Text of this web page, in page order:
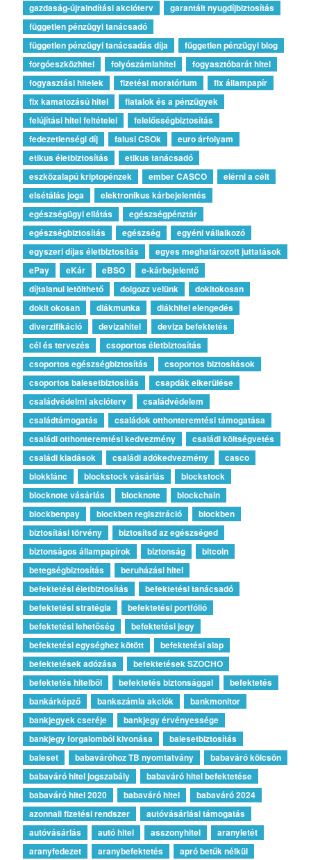
gazdaság-újraindítási akcióterv
garantált nyugdíjbiztosítás
független pénzügyi tanácsadó
független pénzügyi tanácsadás díja
független pénzügyi blog
forgóeszközhitel
folyószámlahitel
fogyasztóbarát hitel
fogyasztási hitelek
fizetési moratórium
fix állampapír
fix kamatozású hitel
fiatalok és a pénzügyek
felújítási hitel feltételei
felelősségbiztosítás
fedezetlenségi díj
falusi CSOk
euro árfolyam
etikus életbiztosítás
etikus tanácsadó
eszközalapú kriptopénzek
ember CASCO
elérni a célt
elsétálás joga
elektronikus kárbejelentés
egészségügyi ellátás
egészségpénztár
egészségbiztosítás
egészség
egyéni vállalkozó
egyszeri díjas életbiztosítás
egyes meghatározott juttatások
ePay
eKár eBSO
e-kárbejelentő
díjtalanul letölthető
dolgozz velünk
dokitokosan
dokit okosan
diákmunka
diákhitel elengedés
diverzifikáció
devizahitel
deviza befektetés
cél és tervezés
csoportos életbiztosítás
csoportos egészségbiztosítás
csoportos biztosítások
csoportos balesetbiztosítás
csapdák elkerülése
családvédelmi akcióterv
családvédelem
családtámogatás
családok otthonteremtési támogatása
családi otthonteremtési kedvezmény
családi költségvetés
családi kiadások
családi adókedvezmény
casco
blokklánc
blockstock vásárlás
blockstock
blocknote vásárlás
blocknote
blockchain
blockbenpay
blockben regisztráció
blockben
biztosítási törvény
biztosítsd az egészséged
biztonságos állampapírok
biztonság
bitcoin
betegségbiztosítás
beruházási hitel
befektetési életbiztosítás
befektetési tanácsadó
befektetési stratégia
befektetési portfólió
befektetési lehetőség
befektetési jegy
befektetési egységhez kötött
befektetési alap
befektetések adózása
befektetések SZOCHO
befektetés hitelből
befektetés biztonsággal
befektetés
bankárképző
bankszámla akciók
bankmonitor
bankjegyek cseréje
bankjegy érvényessége
bankjegy forgalomból kivonása
balesetbiztosítás
baleset
babaváróhoz TB nyomtatvány
babaváró kölcsön
babaváró hitel jogszabály
babaváró hitel befektetése
babaváró hitel 2020
babaváró hitel
babaváró 2024
azonnali fizetési rendszer
autóvásárlási támogatás
autóvásárlás
autó hitel asszonyhitel
aranyletét
aranyfedezet
aranybefektetés
apró betűk nélkül